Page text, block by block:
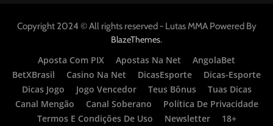
Copyright 2024 © All rights reserved - Lutas MMA Powered By
BlazeThemes.
Aposta Com PIX
Apostas Na Net
AngolaBet
BetXBrasil
Casino Na Net DicasEsporte
Dicas-Esporte
Dicas Jogo
Jogo Vencedor Teus Bônus
Tuas Dicas
Canal Mengão
Canal Soberano
Política De Privacidade
Termos E Condições De Uso
Newsletter 18+